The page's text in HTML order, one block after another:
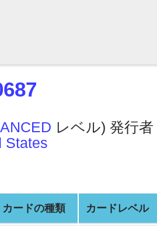
レベル) 発行者
States
カードの種類 カードレベル